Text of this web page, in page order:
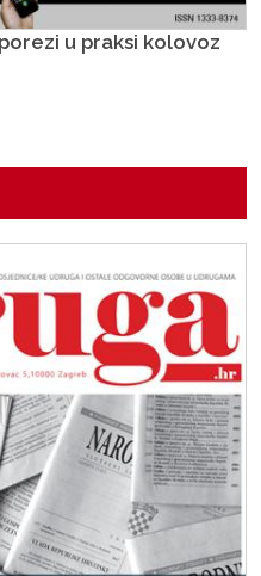
u praksi kolovoz